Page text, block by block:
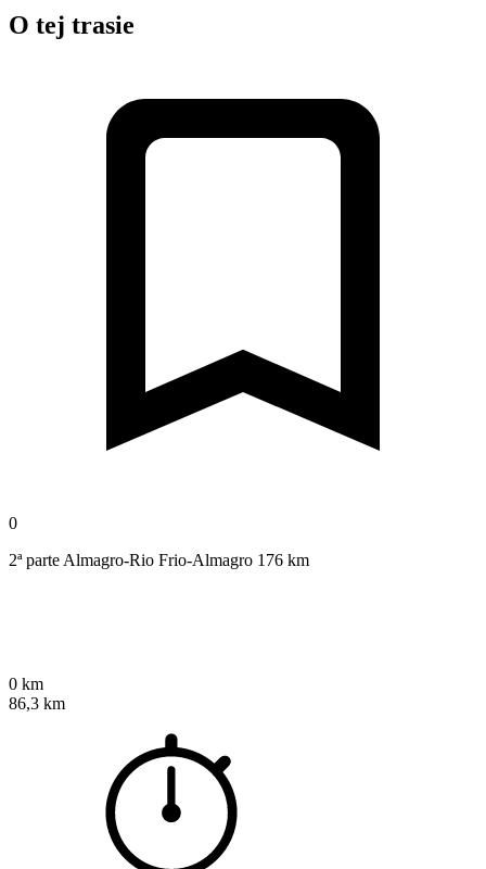
O tej trasie
0
2ª parte Almagro-Rio Frio-Almagro 176 km
0 km
86,3 km